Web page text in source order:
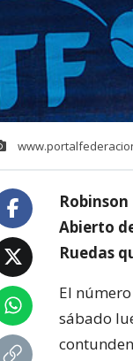
Abierto
Ruedas
El
sábado